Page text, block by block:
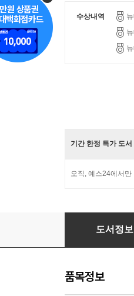
수상내역
기간 한정 특가 도서
오직, 예스24에서만
그리운 메이 아줌
도서정보
품목정보